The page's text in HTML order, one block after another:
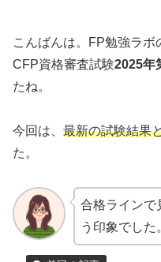
こんばんは。FP勉強ラボ
CFP資格審査試験2025年
たね。
今回は、 最新の試験結果
た。
合格ラインで
う印象でした